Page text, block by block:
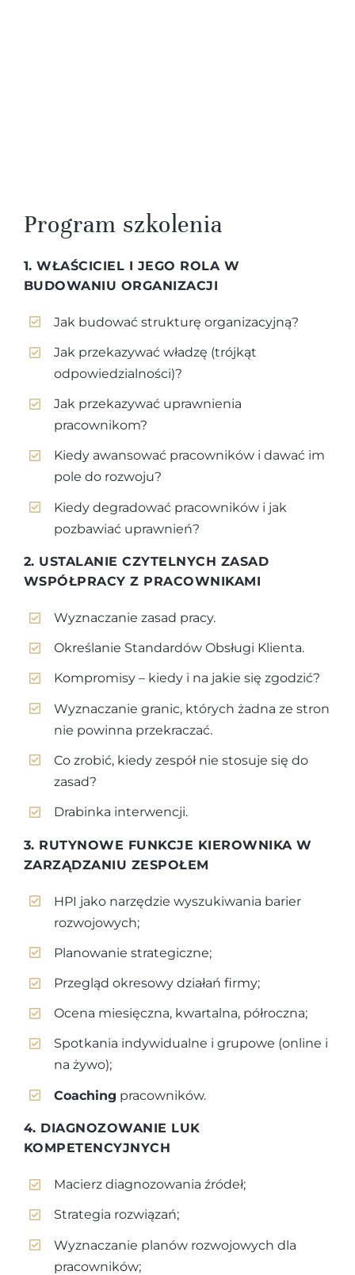
Program szkolenia
1. WŁAŚCICIEL I JEGO ROLA W
BUDOWANIU ORGANIZACJI
Jak budować strukturę organizacyjną?
Jak przekazywać władzę (trójkąt
odpowiedzialności)?
Jak przekazywać uprawnienia
pracownikom?
Kiedy awansować pracowników i dawać im
pole do rozwoju?
Kiedy degradować pracowników i jak
pozbawiać uprawnień?
2. USTALANIE CZYTELNYCH ZASAD
WSPÓŁPRACY Z PRACOWNIKAMI
Wyznaczanie zasad pracy.
Określanie Standardów Obsługi Klienta.
Kompromisy – kiedy i na jakie się zgodzić?
Wyznaczanie granic, których żadna ze stron
nie powinna przekraczać.
Co zrobić, kiedy zespół nie stosuje się do
zasad?
Drabinka interwencji.
3. RUTYNOWE FUNKCJE KIEROWNIKA W
ZARZĄDZANIU ZESPOŁEM
HPI jako narzędzie wyszukiwania barier
rozwojowych;
Planowanie strategiczne;
Przegląd okresowy działań firmy;
Ocena miesięczna, kwartalna, półroczna;
Spotkania indywidualne i grupowe (online i
na żywo);
Coaching pracowników.
4. DIAGNOZOWANIE LUK
KOMPETENCYJNYCH
Macierz diagnozowania źródeł;
Strategia rozwiązań;
Wyznaczanie planów rozwojowych dla
pracowników;